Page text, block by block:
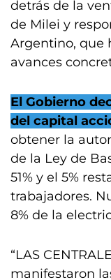
detrás de la
de Milei y
Argentino, que
avances
El Gobierno
del capital
obtener la
de la Ley de
51% y el 5%
trabajadores.
8% de la
“LAS
manifestaron